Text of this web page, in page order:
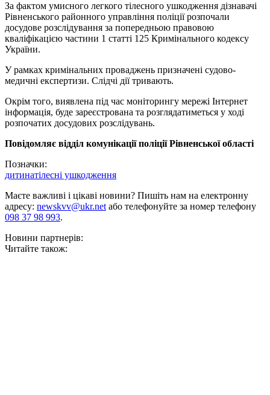
За фактом умисного легкого тілесного ушкодження дізнавачі
Рівненського районного управління поліції розпочали
досудове розслідування за попередньою правовою
кваліфікацією частини 1 статті 125 Кримінального кодексу
України.
У рамках кримінальних проваджень призначені судово-
медичні експертизи. Слідчі дії тривають.
Окрім того, виявлена під час моніторингу мережі Інтернет
інформація, буде зареєстрована та розглядатиметься у ході
розпочатих досудових розслідувань.
Повідомляє відділ комунікації поліції Рівненської області
Позначки:
дитинатілесні ушкодження
Маєте важливі і цікаві новини? Пишіть нам на електронну
адресу: newskvv@ukr.netабо телефонуйте за номер телефону
098 37 98 993.
Новини партнерів:
Читайте також: